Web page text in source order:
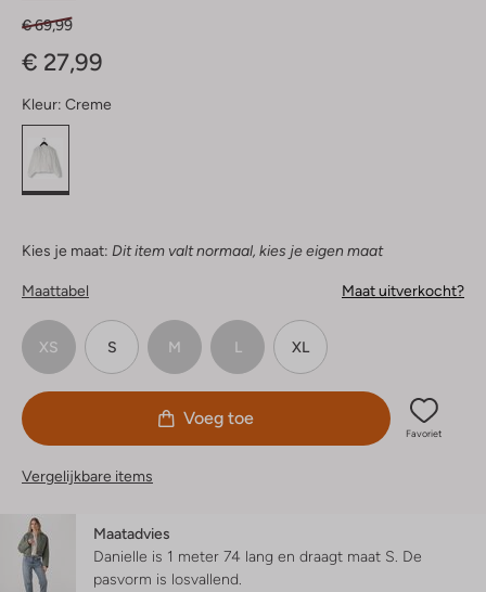
€ 69,99
€ 27,99
Kleur: Creme
Kies je maat: Dit item valt normaal, kies je eigen maat
Maattabel Maat uitverkocht?
XS S M L XL
Voeg toe
Favoriet
Vergelijkbare items
Maatadvies
Danielle is 1 meter 74 lang en draagt maat S. De
pasvorm is losvallend